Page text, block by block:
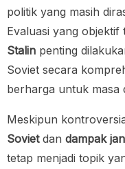
politik yang masih
Evaluasi yang objektif
Stalin penting
Soviet secara
berharga untuk masa
Meskipun
Sovietdan dampak
tetap menjadi topik